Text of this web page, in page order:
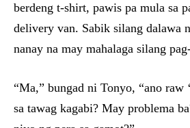
berdeng t-shirt, pawis pa mula sa
delivery van. Sabik silang dalawa
nanay na may mahalaga silang
“Ma,” bungad ni Tonyo, “ano raw
sa tawag kagabi? May problema